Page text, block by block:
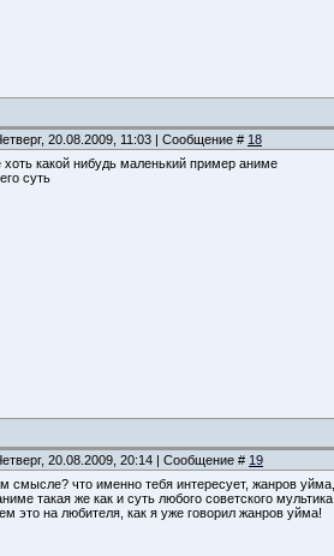
20.08.2009, 11:03 | Сообщение # 18
хоть какой нибудь маленький пример аниме
суть
20.08.2009, 20:14 | Сообщение # 19
смысле? что именно тебя интересует, жанров
такая же как и суть любого советского
это на любителя, как я уже говорил жанров уйма!